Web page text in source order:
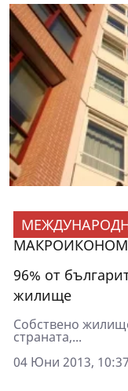
96% от
жилище
Собствено
страната,...
04 Юни 2013, 10:37